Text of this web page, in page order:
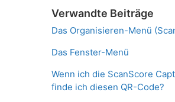
Verwandte Beiträge
Das Organisieren-Menü
Das Fenster-Menü
Wenn ich die ScanScore
finde ich diesen QR-Code?